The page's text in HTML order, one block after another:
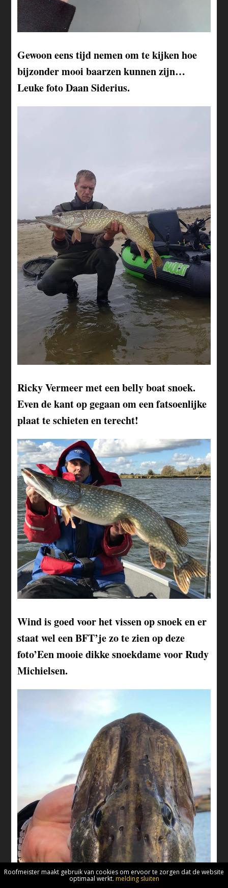
Gewoon eens tijd nemen om te kijken hoe
bijzonder mooi baarzen kunnen zijn…
Leuke foto Daan Siderius.
Ricky Vermeer met een belly boat snoek.
Even de kant op gegaan om een fatsoenlijke
plaat te schieten en terecht!
Wind is goed voor het vissen op snoek en er
staat wel een BFT’je zo te zien op deze
foto’Een mooie dikke snoekdame voor Rudy
Michielsen.
Roofmeister maakt gebruik van cookies om ervoor te zorgen dat de website
optimaal werkt. melding sluiten